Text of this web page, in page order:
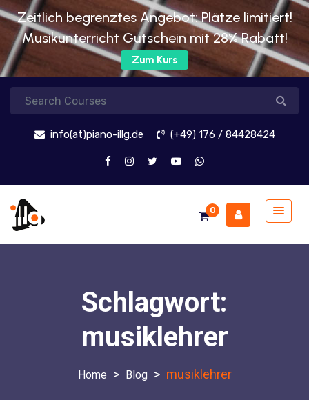
Zeitlich begrenztes Angebot: Plätze limitiert!
Musikunterricht Gutschein mit 28% Rabatt!
Zum Kurs
info(at)piano-illg.de (+49) 176 / 84428424
0
Schlagwort:
musiklehrer
> Blog > musiklehrer